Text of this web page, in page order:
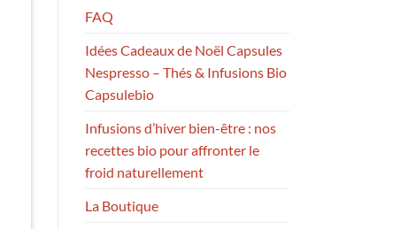
FAQ
Idées Cadeaux de Noël Capsules
Nespresso – Thés & Infusions Bio
Capsulebio
Infusions d’hiver bien-être : nos
recettes bio pour affronter le
froid naturellement
La Boutique